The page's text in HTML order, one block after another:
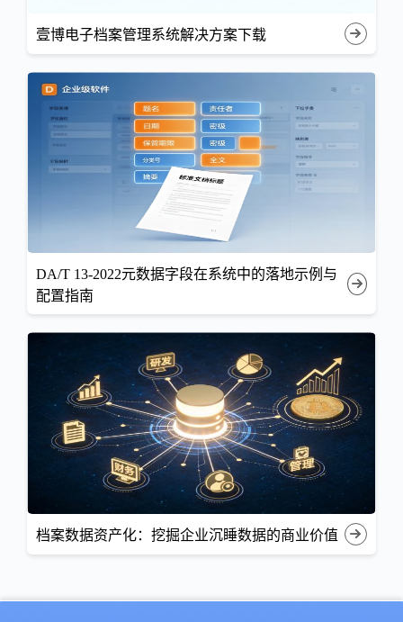
壹博电子档案管理系统解决方案下载
DA/T 13-2022元数据字段在系统中的落地示例与
配置指南
档案数据资产化：挖掘企业沉睡数据的商业价值